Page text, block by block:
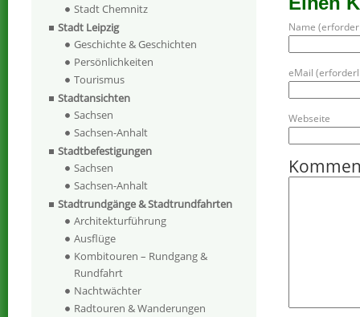
Name
eMail
Webseite
Stadt Chemnitz
Stadt Leipzig
Geschichte & Geschichten
Persönlichkeiten
Tourismus
Stadtansichten
Sachsen
Sachsen-Anhalt
Stadtbefestigungen
Sachsen
Sachsen-Anhalt
Stadtrundgänge & Stadtrundfahrten
Architekturführung
Ausflüge
Kombitouren – Rundgang &
Rundfahrt
Nachtwächter
Radtouren & Wanderungen